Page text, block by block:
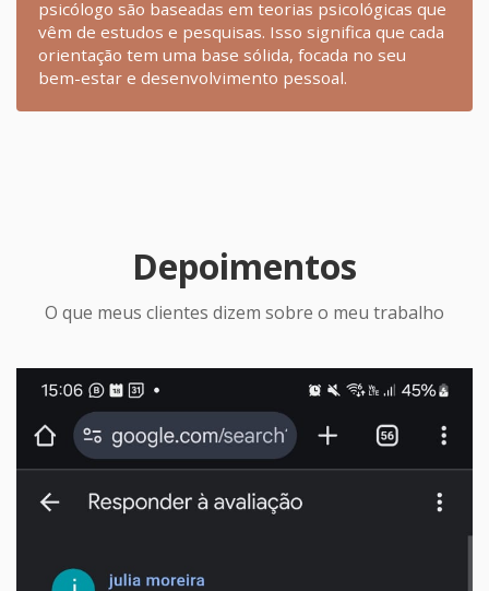
psicólogo são baseadas em teorias psicológicas que
vêm de estudos e pesquisas. Isso significa que cada
orientação tem uma base sólida, focada no seu
bem-estar e desenvolvimento pessoal.
Depoimentos
O que meus clientes dizem sobre o meu trabalho